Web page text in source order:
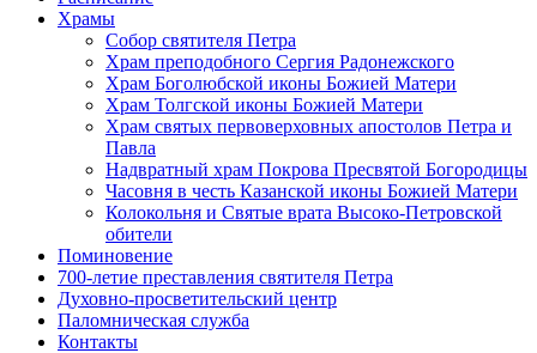
Храмы
Собор святителя Петра
Храм преподобного Сергия Радонежского
Храм Боголюбской иконы Божией Матери
Храм Толгской иконы Божией Матери
Храм святых первоверховных апостолов Петра и
Павла
Надвратный храм Покрова Пресвятой Богородицы
Часовня в честь Казанской иконы Божией Матери
Колокольня и Святые врата Высоко-Петровской
обители
Поминовение
700-летие преставления святителя Петра
Духовно-просветительский центр
Паломническая служба
Контакты